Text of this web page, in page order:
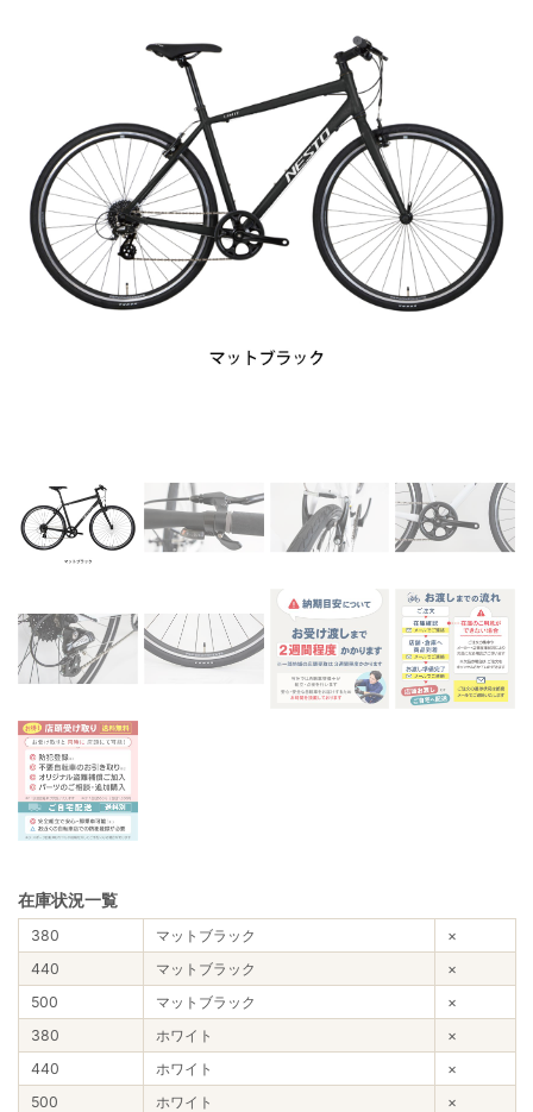
在庫状況一覧
380 マットブラック
×
440
マットブラック
×
500
マットブラック
×
380
ホワイト
×
440
ホワイト
×
500
ホワイト ×